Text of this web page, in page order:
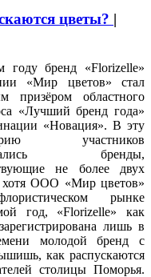
цветы? |
году бренд «Florizelle»
«Мир цветов» стал
призёром областного
«Лучший бренд года»
«Новация». В эту
участников
бренды,
не более двух
ООО «Мир цветов»
рынке
год, «Florizelle» как
лишь в
молодой бренд с
как распускаются
столицы Поморья.